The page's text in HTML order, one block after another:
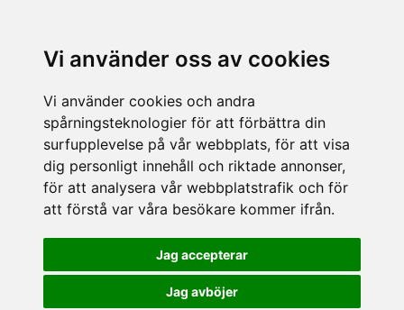
Vi använder oss av cookies
Vi använder cookies och andra
spårningsteknologier för att förbättra din
surfupplevelse på vår webbplats, för att visa
dig personligt innehåll och riktade annonser,
för att analysera vår webbplatstrafik och för
att förstå var våra besökare kommer ifrån.
Jag accepterar
Jag avböjer